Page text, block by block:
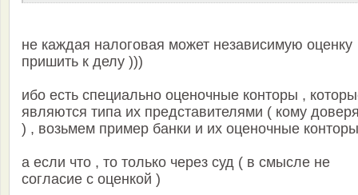
не каждая налоговая может независимую оценку
пришить к делу )))
ибо есть специально оценочные конторы ,
являются типа их представителями ( кому
) , возьмем пример банки и их оценочные
а если что , то только через суд ( в смысле не
согласие с оценкой )